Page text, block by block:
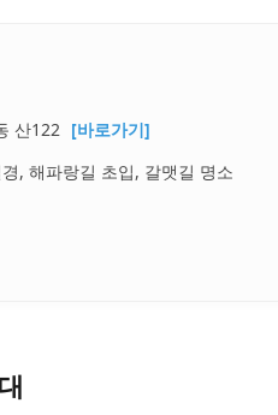
산122 [바로가기]
, 해파랑길 초입, 갈맷길 명소